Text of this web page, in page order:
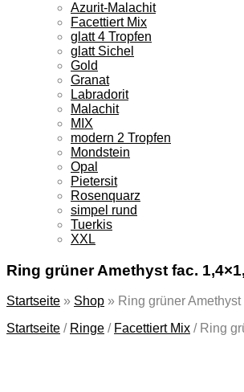
Azurit-Malachit
Facettiert Mix
glatt 4 Tropfen
glatt Sichel
Gold
Granat
Labradorit
Malachit
MIX
modern 2 Tropfen
Mondstein
Opal
Pietersit
Rosenquarz
simpel rund
Tuerkis
XXL
Ring grüner Amethyst fac.
Startseite » Shop » Ring grüner
Startseite / Ringe / Facettiert Mix / Ring